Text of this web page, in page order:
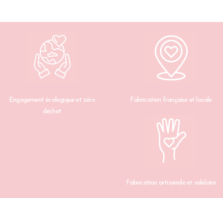
Engagement écologique et zéro
déchet
Fabrication française et locale
Fabrication artisanale et solidaire